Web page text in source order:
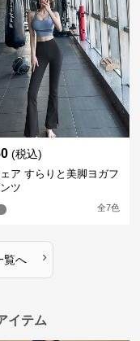
(税込)
ア すらりと美脚ヨガフ
ツ
全7色
覧へ ›
イテム